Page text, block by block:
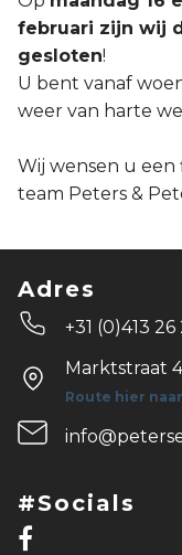
februari zijn wij
gesloten!
U bent vanaf
weer van harte
Wij wensen u een
team Peters &
Adres
+31 (0)413 26
Marktstraat
Route hier
#Socials